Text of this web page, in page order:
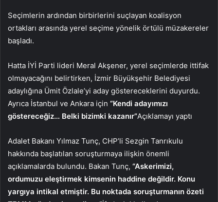
Seçimlerin ardından birbirlerini suçlayan koalisyon
ortakları arasında yerel seçime yönelik örtülü müzakereler
başladı.
Hatta İYİ Parti lideri Meral Akşener, yerel seçimlerde ittifak
olmayacağını belirtirken, İzmir Büyükşehir Belediyesi
adaylığına Ümit Özlale’yi aday göstereceklerini duyurdu.
Ayrıca İstanbul ve Ankara için “Kendi adayımızı
göstereceğiz… Belki bizimki kazanır”Açıklamayı yaptı
Adalet Bakanı Yılmaz Tunç, CHP’li Sezgin Tanrıkulu
hakkında başlatılan soruşturmaya ilişkin önemli
açıklamalarda bulundu. Bakan Tunç, “Askerimizi,
ordumuzu eleştirmek kimsenin haddine değildir. Konu
yargıya intikal etmiştir. Bu noktada soruşturmanın özeti